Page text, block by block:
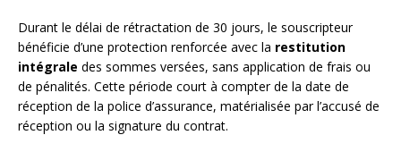
Durant le délai de rétractation de 30 jours, le souscripteur
bénéficie d’une protection renforcée avec la restitution
intégrale des sommes versées, sans application de frais ou
de pénalités. Cette période court à compter de la date de
réception de la police d’assurance, matérialisée par l’accusé de
réception ou la signature du contrat.